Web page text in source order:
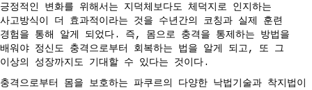
긍정적인 변화를 위해서는 지덕체보다도 체덕지로 인지하는
사고방식이 더 효과적이라는 것을 수년간의 코칭과 실제 훈련
경험을 통해 알게 되었다. 즉, 몸으로 충격을 통제하는 방법을
배워야 정신도 충격으로부터 회복하는 법을 알게 되고, 또 그
이상의 성장까지도 기대할 수 있다는 것이다.
충격으로부터 몸을 보호하는 파쿠르의 다양한 낙법기술과 착지법이